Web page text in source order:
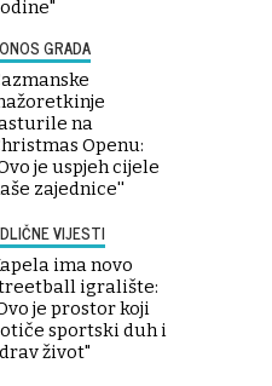
GRADA
na
Openu:
je uspjeh cijele
zajednice''
VIJESTI
ima novo
igralište:
je prostor koji
sportski duh i
život"